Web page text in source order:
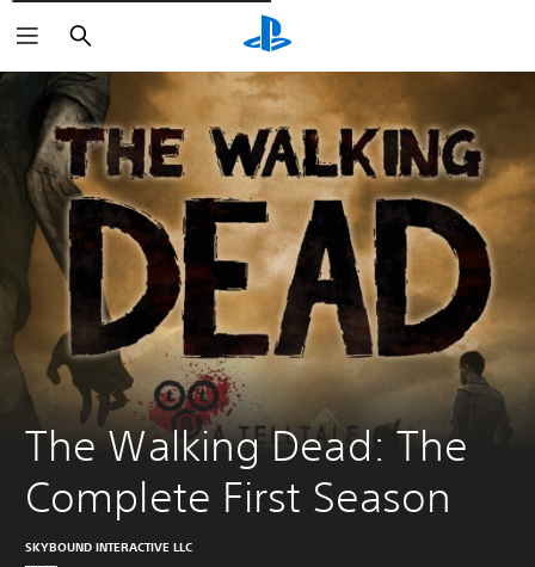
Søg
The Walking Dead: The
Complete First Season
SKYBOUND INTERACTIVE LLC